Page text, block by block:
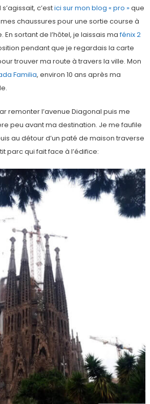
c’estici sur mon blog « pro »que
chaussures pour une sortie course à
En sortant de l’hôtel, je laissais mafénix 2
pendant que je regardais la carte
trouver ma route à travers la ville. Mon
Familia, environ 10 ans après ma
remonter l’avenue Diagonal puis me
peu avant ma destination. Je me faufile
au détour d’un paté de maison traverse
parc qui fait face à l’édifice: